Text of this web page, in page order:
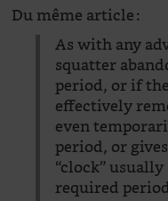
Du même article :
As with any
squatter
period, or if
effectively
even
period, or
“clock”
required